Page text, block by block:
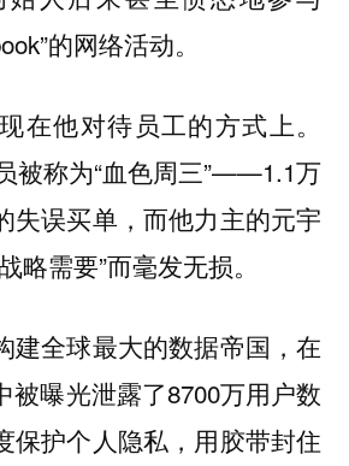
的网络活动。
在他对待员工的方式上。
被称为“血色周三”——1.1万
失误买单，而他力主的元宇
略需要”而毫发无损。
建全球最大的数据帝国，在
被曝光泄露了8700万用户数
保护个人隐私，用胶带封住